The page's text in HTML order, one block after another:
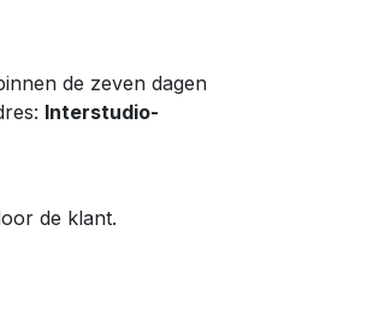
de zeven dagen
Interstudio-
de klant.